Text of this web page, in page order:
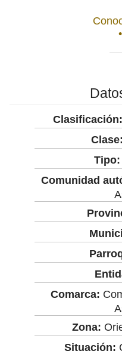
Clasificación:
Clase:
Tipo:
Comunidad
Comarca:
Zona:
Situación: